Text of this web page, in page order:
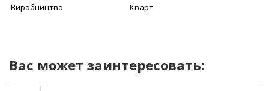
Виробництво
Кварт
Вас может заинтересовать: